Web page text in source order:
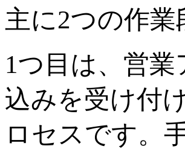
主に2つの作
1つ目は、営
込みを受け付
ロセスです。